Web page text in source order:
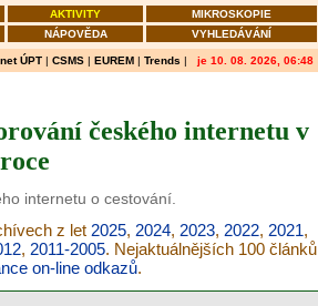
AKTIVITY
MIKROSKOPIE
NÁPOVĚDA VYHLEDÁVÁNÍ
ÚPT | CSMS | EUREM | Trends | je 10. 08. 2026, 06:48
českého internetu v
internetu o cestování.
z let 2025, 2024, 2023, 2022, 2021,
, 2011-2005. Nejaktuálnějších 100 článků
on-line odkazů.